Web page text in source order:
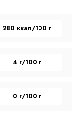
280 ккал/100 г
4 г/100 г
0 г/100 г